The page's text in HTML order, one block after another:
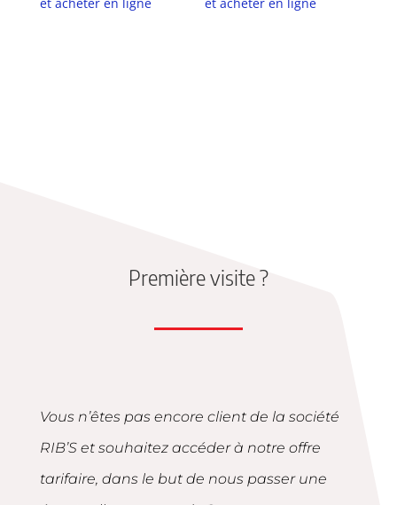
Première visite ?
Vous n’êtes pas encore client de la société
RIB’S et souhaitez accéder à notre offre
tarifaire, dans le but de nous passer une